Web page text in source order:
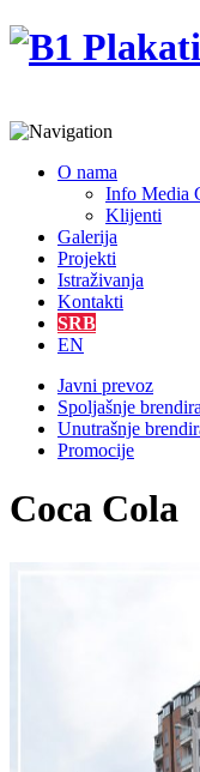
O nama
Info Media
Klijenti
Galerija
Projekti
Istraživanja
Kontakti
SRB
EN
Javni prevoz
Spoljašnje
Unutrašnje
Promocije
Coca Cola